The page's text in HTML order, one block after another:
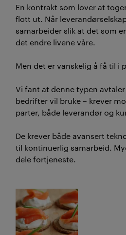
En kontrakt som lover at
flott ut. Når
samarbeider slik at det som
det endre livene våre.
Men det er vanskelig å få til i
Vi fant at denne typen
bedrifter vil bruke – krever
parter, både leverandør og
De krever både avansert
til kontinuerlig samarbeid.
dele fortjeneste.